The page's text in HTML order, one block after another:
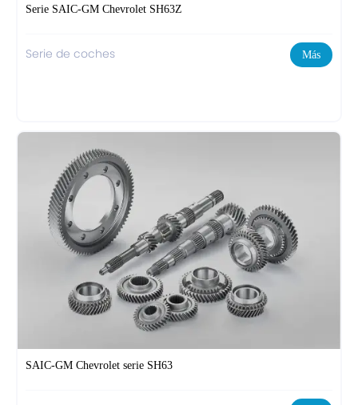
Serie SAIC-GM Chevrolet SH63Z
Serie de coches Más
SAIC-GM Chevrolet serie SH63